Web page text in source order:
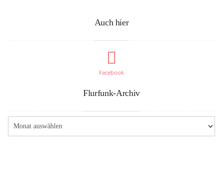
Auch hier
Facebook
Flurfunk-Archiv